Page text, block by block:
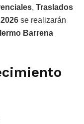
, Traslados
se realizarán
Barrena